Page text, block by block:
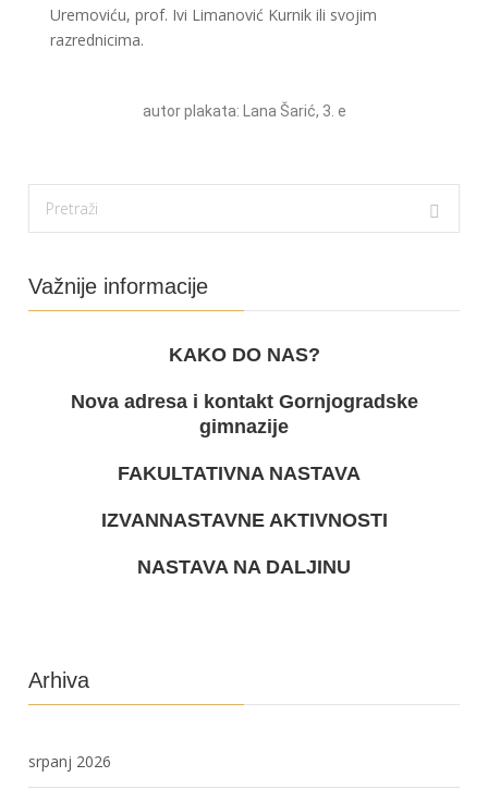
Uremoviću, prof. Ivi Limanović Kurnik ili svojim
razrednicima.
autor plakata: Lana Šarić, 3. e
Važnije informacije
KAKO DO NAS?
Nova adresa i kontakt Gornjogradske
gimnazije
FAKULTATIVNA NASTAVA
IZVANNASTAVNE AKTIVNOSTI
NASTAVA NA DALJINU
Arhiva
srpanj 2026